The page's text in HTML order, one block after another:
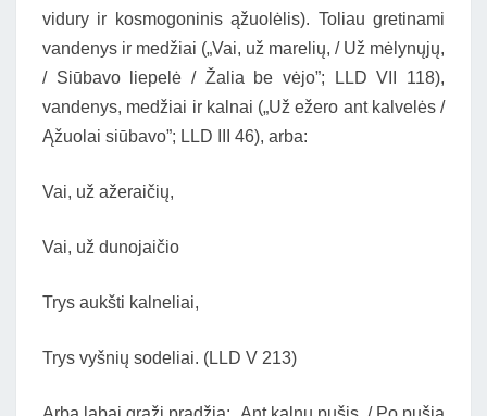
vidury ir kosmogoninis ąžuolėlis). Toliau gretinami
vandenys ir medžiai („Vai, už marelių, / Už mėlynųjų,
/ Siūbavo liepelė / Žalia be vėjo”; LLD VII 118),
vandenys, medžiai ir kalnai („Už ežero ant kalvelės /
Ąžuolai siūbavo”; LLD III 46), arba:
Vai, už ažeraičių,
Vai, už dunojaičio
Trys aukšti kalneliai,
Trys vyšnių sodeliai. (LLD V 213)